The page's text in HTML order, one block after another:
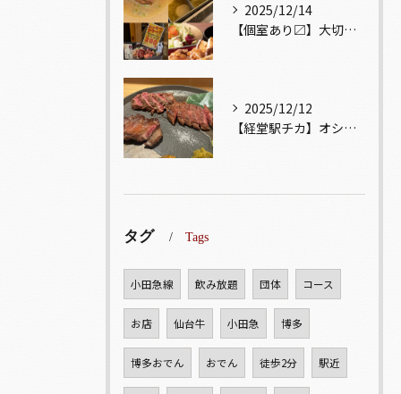
2025/12/14
【個室あり〼】大切な記念日、お祝い事でのご来店ぜひお待ちして...
2025/12/12
【経堂駅チカ】オシャレ居酒屋🏮自慢のお肉が楽しめる🐃お得なコ...
タグ Tags
小田急線 飲み放題 団体 コース
お店 仙台牛 小田急 博多
博多おでん おでん 徒歩2分 駅近